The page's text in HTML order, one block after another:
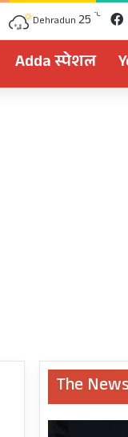
Dehradun 25 ℃
Adda स्पेशल
The